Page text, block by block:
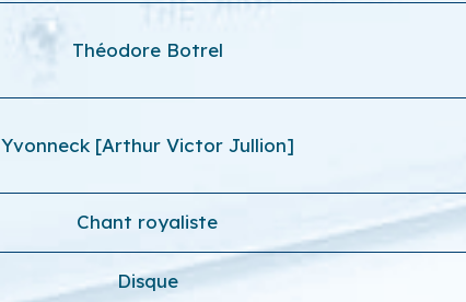
Théodore Botrel
Yvonneck [Arthur Victor Jullion]
Chant royaliste
Disque